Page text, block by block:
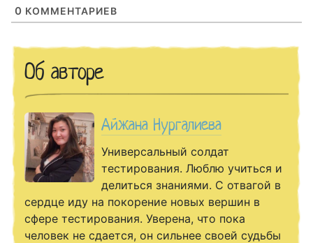
0 КОММЕНТАРИЕВ
Об авторе
Айжана Нургалиева
Универсальный солдат
тестирования. Люблю учиться и
делиться знаниями. С отвагой в
сердце иду на покорение новых вершин в
сфере тестирования. Уверена, что пока
человек не сдается, он сильнее своей судьбы